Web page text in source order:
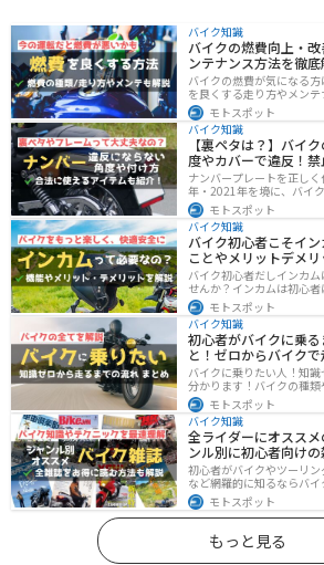
バイク知識
バイクの燃費向上・
ンテナンス方法を徹底
バイクの燃費が気になる
を良くする走り方やメン
す。実は、車体そのもの
の向上が可能です。この
具体的な方法がわかります。
モトスポット
バイク知識
【裏ペタは？】バイ
度やカバーで違反！
ナンバープレートを正し
年・2021年を境に、バイ
く変わっています！角度
夫でも今は違法になるケ
して、今一度見直してみ
ムも紹介します。
モトスポット
バイク知識
バイク初心者こそイ
ことやメリットデメ
バイク初心者だしインカ
せんか？インカムは初心
全に運転するための機器
メリットデメリットなど
いる人はぜひ参考にしてく
モトスポット
バイク知識
初心者がバイクに乗
と！ゼロからバイク
説
バイクに乗りたい人！知
分かります！バイクの種
クの選び方、免許の取り
クライフまで全てサポート
モトスポット
バイク知識
全ライダーにオスス
ンル別に初心者向け
解説
初心者がバイクやツーリ
など網羅的に知るならバ
イターがしっかりと調べ
とめられているので、効
イク雑誌をジャンル別にオ
ました。サブスクサービ
得に読むことができるの
モトスポット
もっと見る